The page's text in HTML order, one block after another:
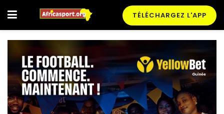
TÉLÉCHARGEZ L'APP